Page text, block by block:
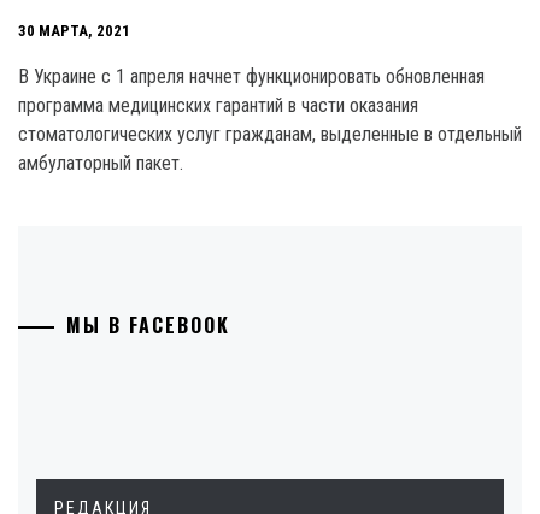
30 МАРТА, 2021
В Украине с 1 апреля начнет функционировать обновленная
программа медицинских гарантий в части оказания
стоматологических услуг гражданам, выделенные в отдельный
амбулаторный пакет.
МЫ В FACEBOOK
РЕДАКЦИЯ